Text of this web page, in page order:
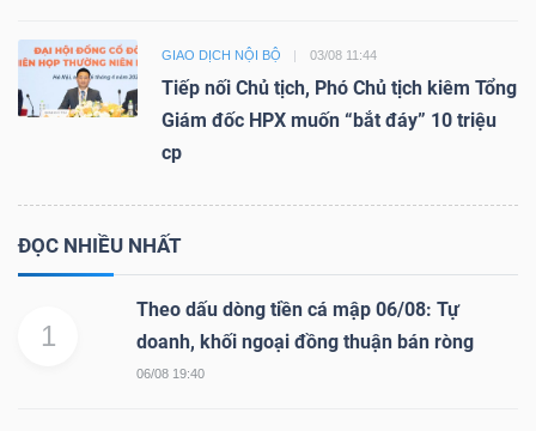
GIAO DỊCH NỘI BỘ 03/08 11:44
Tiếp nối Chủ tịch, Phó Chủ tịch kiêm Tổng
Giám đốc HPX muốn “bắt đáy” 10 triệu
cp
ĐỌC NHIỀU NHẤT
1
Theo dấu dòng tiền cá mập 06/08: Tự
doanh, khối ngoại đồng thuận bán ròng
06/08 19:40